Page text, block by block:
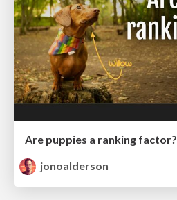
Are puppies a ranking factor?
jonoalderson